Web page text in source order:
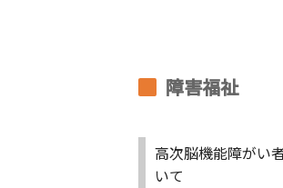
障害福祉
高次脳機能障がい
いて